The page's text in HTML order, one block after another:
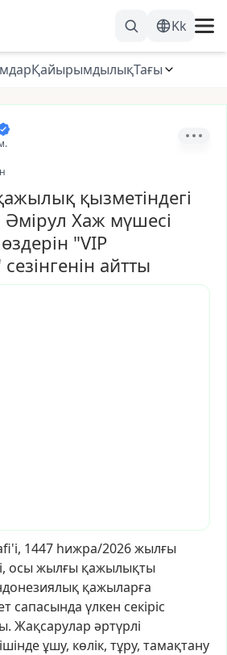
Kk
ҚайырымдылықТағы
қызметіндегі
Әмірул Хаж мүшесі
"VIP
айтты
1447 һижра/2026жылғы
осы жылғы қажылықты
қажыларға
сапасында үлкен секіріс
Жақсарулар әртүрлі
ішіндеұшу, көлік, тұру, тамақтану